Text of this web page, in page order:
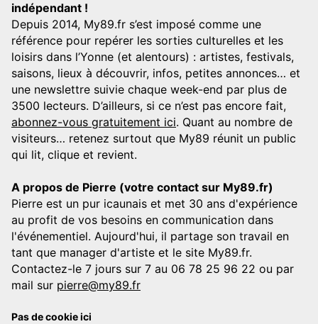
indépendant !
Depuis 2014, My89.fr s’est imposé comme une
référence pour repérer les sorties culturelles et les
loisirs dans l’Yonne (et alentours) : artistes, festivals,
saisons, lieux à découvrir, infos, petites annonces… et
une newslettre suivie chaque week-end par plus de
3500 lecteurs. D’ailleurs, si ce n’est pas encore fait,
abonnez-vous gratuitement ici. Quant au nombre de
visiteurs… retenez surtout que My89 réunit un public
qui lit, clique et revient.
A propos de Pierre (votre contact sur My89.fr)
Pierre est un pur icaunais et met 30 ans d'expérience
au profit de vos besoins en communication dans
l'événementiel. Aujourd'hui, il partage son travail en
tant que manager d'artiste et le site My89.fr.
Contactez-le 7 jours sur 7 au 06 78 25 96 22 ou par
mail sur pierre@my89.fr
Pas de cookie ici